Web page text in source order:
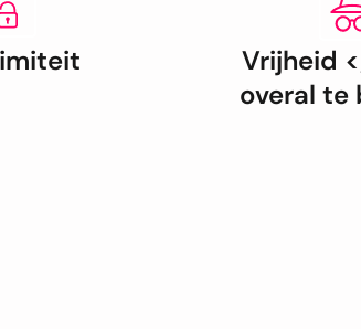
Vrijheid
overal te